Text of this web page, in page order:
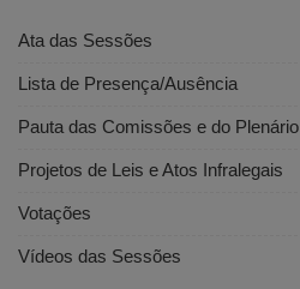
Ata das Sessões
Lista de Presença/Ausência
Pauta das Comissões e do Plenário
Projetos de Leis e Atos Infralegais
Votações
Vídeos das Sessões